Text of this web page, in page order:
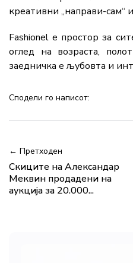
креативни „направи-сам“
Fashionel е простор за
оглед на возраста,
заедничка е љубовта и
Сподели го написот:
← Претходен
Скиците на Александар
Меквин продадени на
аукција за 20.000...